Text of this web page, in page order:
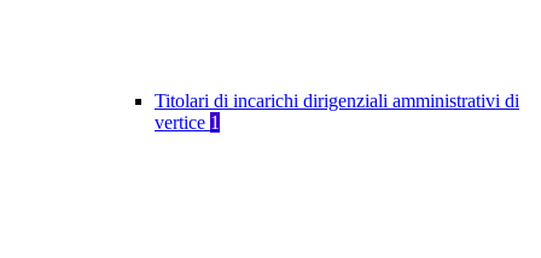
Titolari di incarichi dirigenziali amministrativi di
vertice 1